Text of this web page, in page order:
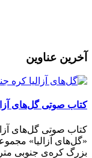
آخرین عناوین
کتاب صوتی گل‌های
کتاب صوتی گل‌های
«گل‌های آزالیا»
بزرگ کره‌ی جنوبی